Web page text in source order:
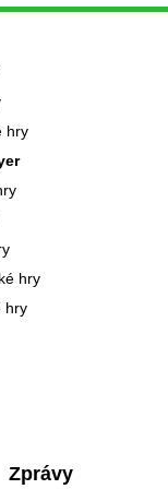
hry
hry
hry
Zprávy